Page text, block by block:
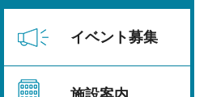
イベント募集